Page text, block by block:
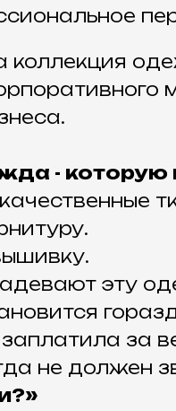
коллекция
- которую
эту
за
не должен